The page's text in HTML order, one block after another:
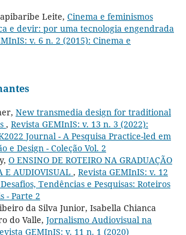
Leite, Cinema e feminismos
e devir: por uma tecnologia engendrada
v. 6 n. 2 (2015): Cinema e
New transmedia design for traditional
, Revista GEMInIS: v. 13 n. 3 (2022):
Journal - A Pesquisa Practice-led em
e Design - Coleção Vol. 2
O ENSINO DE ROTEIRO NA GRADUAÇÃO
E AUDIOVISUAL , Revista GEMInIS: v. 12
Tendências e Pesquisas: Roteiros
- Parte 2
da Silva Junior, Isabella Chianca
do Valle, Jornalismo Audiovisual na
GEMInIS: v. 11 n. 1 (2020)